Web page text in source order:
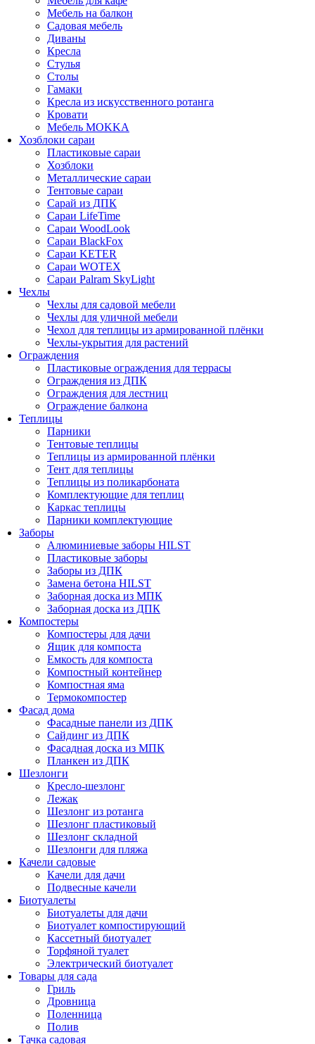
Мебель на балкон
Садовая мебель
Диваны
Кресла
Стулья
Столы
Гамаки
Кресла из искусственного ротанга
Кровати
Мебель MOKKA
Хозблоки сараи
Пластиковые сараи
Хозблоки
Металлические сараи
Тентовые сараи
Сарай из ДПК
Cараи LifeTime
Cараи WoodLook
Сараи BlackFox
Сараи KETER
Сараи WOTEX
Сараи Palram SkyLight
Чехлы
Чехлы для садовой мебели
Чехлы для уличной мебели
Чехол для теплицы из армированной плёнки
Чехлы-укрытия для растений
Ограждения
Пластиковые ограждения для террасы
Ограждения из ДПК
Ограждения для лестниц
Ограждение балкона
Теплицы
Парники
Тентовые теплицы
Теплицы из армированной плёнки
Тент для теплицы
Теплицы из поликарбоната
Комплектующие для теплиц
Каркас теплицы
Парники комплектующие
Заборы
Алюминиевые заборы HILST
Пластиковые заборы
Заборы из ДПК
Замена бетона HILST
Заборная доска из МПК
Заборная доска из ДПК
Компостеры
Компостеры для дачи
Ящик для компоста
Емкость для компоста
Компостный контейнер
Компостная яма
Термокомпостер
Фасад дома
Фасадные панели из ДПК
Сайдинг из ДПК
Фасадная доска из МПК
Планкен из ДПК
Шезлонги
Кресло-шезлонг
Лежак
Шезлонг из ротанга
Шезлонг пластиковый
Шезлонг складной
Шезлонги для пляжа
Качели садовые
Качели для дачи
Подвесные качели
Биотуалеты
Биотуалеты для дачи
Биотуалет компостирующий
Кассетный биотуалет
Торфяной туалет
Электрический биотуалет
Товары для сада
Гриль
Дровница
Поленница
Полив
Тачка садовая